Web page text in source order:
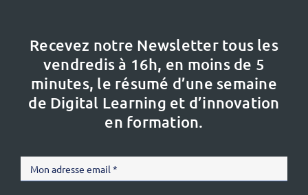
Recevez notre Newsletter tous les
vendredis à 16h, en moins de 5
minutes, le résumé d’une semaine
de Digital Learning et d’innovation
en formation.